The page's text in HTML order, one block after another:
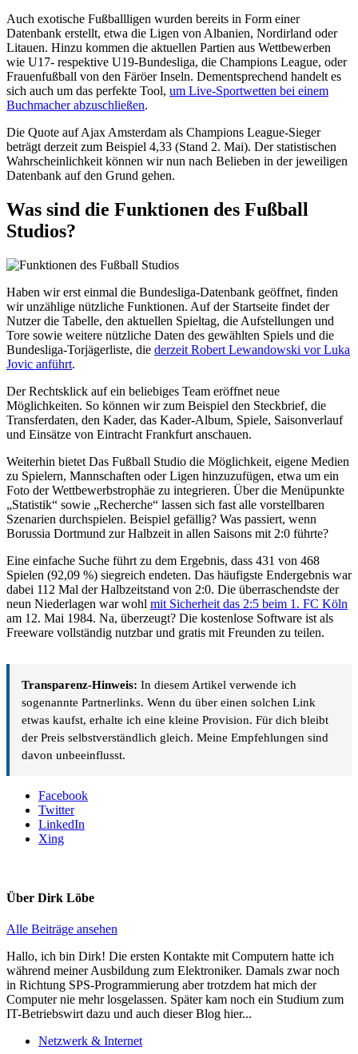
Auch exotische Fußballligen wurden bereits in Form einer
Datenbank erstellt, etwa die Ligen von Albanien, Nordirland oder
Litauen. Hinzu kommen die aktuellen Partien aus Wettbewerben
wie U17- respektive U19-Bundesliga, die Champions League, oder
Frauenfußball von den Färöer Inseln. Dementsprechend handelt es
sich auch um das perfekte Tool, um Live-Sportwetten bei einem
Buchmacher abzuschließen.
Die Quote auf Ajax Amsterdam als Champions League-Sieger
beträgt derzeit zum Beispiel 4,33 (Stand 2. Mai). Der statistischen
Wahrscheinlichkeit können wir nun nach Belieben in der jeweiligen
Datenbank auf den Grund gehen.
Was sind die Funktionen des Fußball
Studios?
Haben wir erst einmal die Bundesliga-Datenbank geöffnet, finden
wir unzählige nützliche Funktionen. Auf der Startseite findet der
Nutzer die Tabelle, den aktuellen Spieltag, die Aufstellungen und
Tore sowie weitere nützliche Daten des gewählten Spiels und die
Bundesliga-Torjägerliste, die derzeit Robert Lewandowski vor Luka
Jovic anführt.
Der Rechtsklick auf ein beliebiges Team eröffnet neue
Möglichkeiten. So können wir zum Beispiel den Steckbrief, die
Transferdaten, den Kader, das Kader-Album, Spiele, Saisonverlauf
und Einsätze von Eintracht Frankfurt anschauen.
Weiterhin bietet Das Fußball Studio die Möglichkeit, eigene Medien
zu Spielern, Mannschaften oder Ligen hinzuzufügen, etwa um ein
Foto der Wettbewerbstrophäe zu integrieren. Über die Menüpunkte
„Statistik“ sowie „Recherche“ lassen sich fast alle vorstellbaren
Szenarien durchspielen. Beispiel gefällig? Was passiert, wenn
Borussia Dortmund zur Halbzeit in allen Saisons mit 2:0 führte?
Eine einfache Suche führt zu dem Ergebnis, dass 431 von 468
Spielen (92,09 %) siegreich endeten. Das häufigste Endergebnis war
dabei 112 Mal der Halbzeitstand von 2:0. Die überraschendste der
neun Niederlagen war wohl mit Sicherheit das 2:5 beim 1. FC Köln
am 12. Mai 1984. Na, überzeugt? Die kostenlose Software ist als
Freeware vollständig nutzbar und gratis mit Freunden zu teilen.
Transparenz-Hinweis: In diesem Artikel verwende ich
sogenannte Partnerlinks. Wenn du über einen solchen Link
etwas kaufst, erhalte ich eine kleine Provision. Für dich bleibt
der Preis selbstverständlich gleich. Meine Empfehlungen sind
davon unbeeinflusst.
Facebook
Twitter
LinkedIn
Xing
Über Dirk Löbe
Alle Beiträge ansehen
Hallo, ich bin Dirk! Die ersten Kontakte mit Computern hatte ich
während meiner Ausbildung zum Elektroniker. Damals zwar noch
in Richtung SPS-Programmierung aber trotzdem hat mich der
Computer nie mehr losgelassen. Später kam noch ein Studium zum
IT-Betriebswirt dazu und auch dieser Blog hier...
Netzwerk & Internet